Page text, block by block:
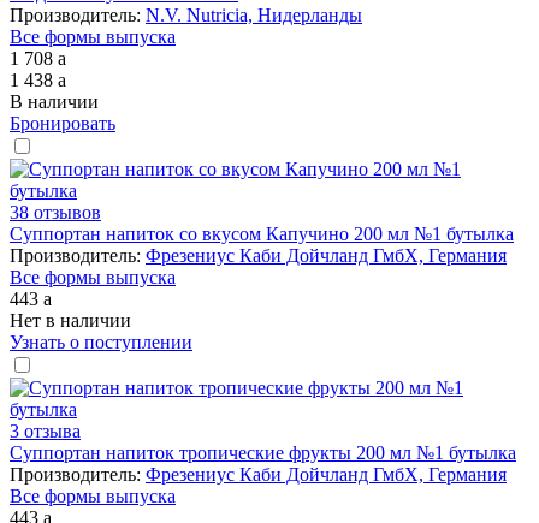
Производитель: N.V. Nutricia, Нидерланды
Все формы выпуска
1 708 a
1 438 a
В наличии
Бронировать
38 отзывов
Суппортан напиток со вкусом Капучино 200 мл №1 бутылка
Производитель: Фрезениус Каби Дойчланд ГмбХ, Германия
Все формы выпуска
443 a
Нет в наличии
Узнать о поступлении
3 отзыва
Суппортан напиток тропические фрукты 200 мл №1 бутылка
Производитель: Фрезениус Каби Дойчланд ГмбХ, Германия
Все формы выпуска
443 a